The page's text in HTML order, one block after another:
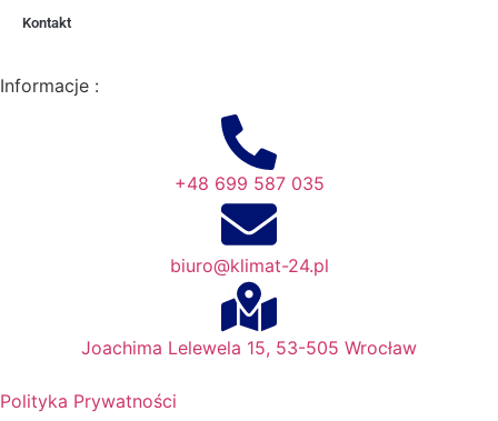
Kontakt
Informacje :
+48 699 587 035
biuro@klimat-24.pl
Joachima Lelewela 15, 53-505 Wrocław
Polityka Prywatności